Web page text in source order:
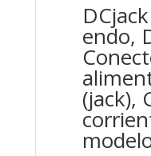
endo,
(jack),